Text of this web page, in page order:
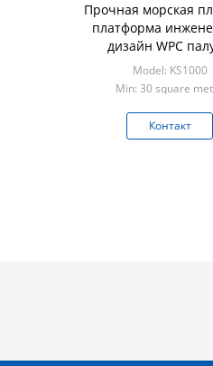
Прочная морская
платформа
дизайн WPC
плавучая доковая
Model: KS1000
Min: 30 square
Контакт